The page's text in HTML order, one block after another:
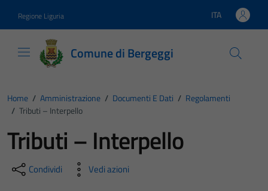
Regione Liguria Lingua attiva:
ITA
Comune di Bergeggi
Home / Amministrazione / Documenti E Dati / Regolamenti
/ Tributi – Interpello
Tributi – Interpello
Condividi Vedi azioni